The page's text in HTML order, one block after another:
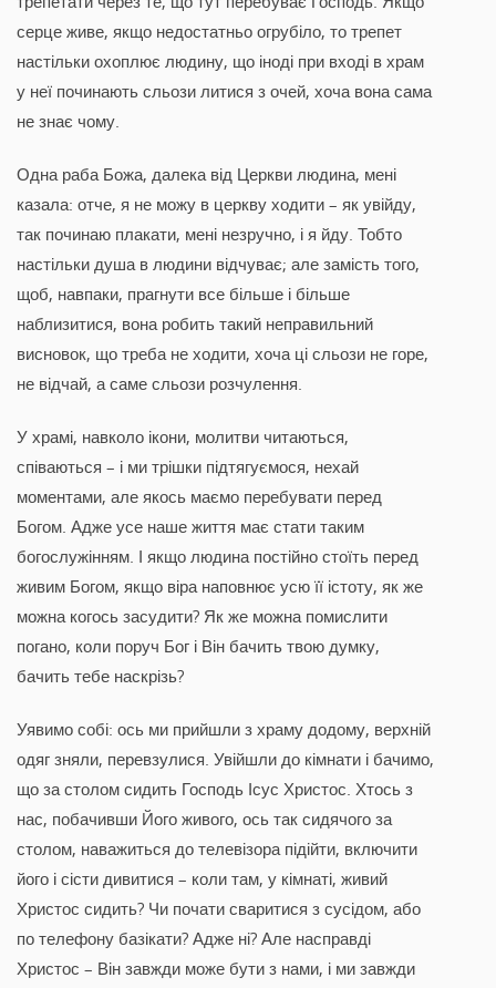
серце живе, якщо недостатньо огрубіло, то трепет
настільки охоплює людину, що іноді при вході в храм
у неї починають сльози литися з очей, хоча вона сама
не знає чому.
Одна раба Божа, далека від Церкви людина, мені
казала: отче, я не можу в церкву ходити – як увійду,
так починаю плакати, мені незручно, і я йду. Тобто
настільки душа в людини відчуває; але замість того,
щоб, навпаки, прагнути все більше і більше
наблизитися, вона робить такий неправильний
висновок, що треба не ходити, хоча ці сльози не горе,
не відчай, а саме сльози розчулення.
У храмі, навколо ікони, молитви читаються,
співаються – і ми трішки підтягуємося, нехай
моментами, але якось маємо перебувати перед
Богом. Адже усе наше життя має стати таким
богослужінням. І якщо людина постійно стоїть перед
живим Богом, якщо віра наповнює усю її істоту, як же
можна когось засудити? Як же можна помислити
погано, коли поруч Бог і Він бачить твою думку,
бачить тебе наскрізь?
Уявимо собі: ось ми прийшли з храму додому, верхній
одяг зняли, перевзулися. Увійшли до кімнати і бачимо,
що за столом сидить Господь Ісус Христос. Хтось з
нас, побачивши Його живого, ось так сидячого за
столом, наважиться до телевізора підійти, включити
його і сісти дивитися – коли там, у кімнаті, живий
Христос сидить? Чи почати сваритися з сусідом, або
по телефону базікати? Адже ні? Але насправді
Христос – Він завжди може бути з нами, і ми завжди